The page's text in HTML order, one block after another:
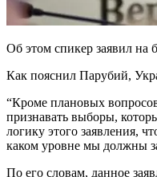
Об этом спикер заявил на
Как пояснил Парубий,
“Кроме плановых
признавать выборы,
логику этого заявления,
каком уровне мы должны
По его словам, данное